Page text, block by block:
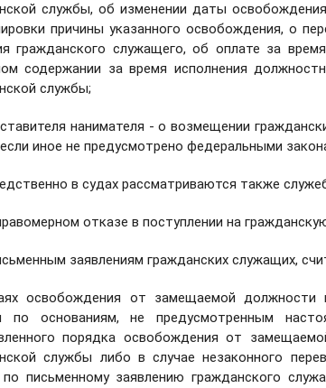
службы, об изменении даты
причины указанного освобождения, о
гражданского служащего, об оплате за
содержании за время исполнения
службы;
нанимателя - о возмещении
если иное не предусмотрено федеральными
в судах рассматриваются также
отказе в поступлении на
заявлениям гражданских служащих,
освобождения от замещаемой должности
по основаниям, не предусмотренным
порядка освобождения от
службы либо в случае незаконного
по письменному заявлению гражданского